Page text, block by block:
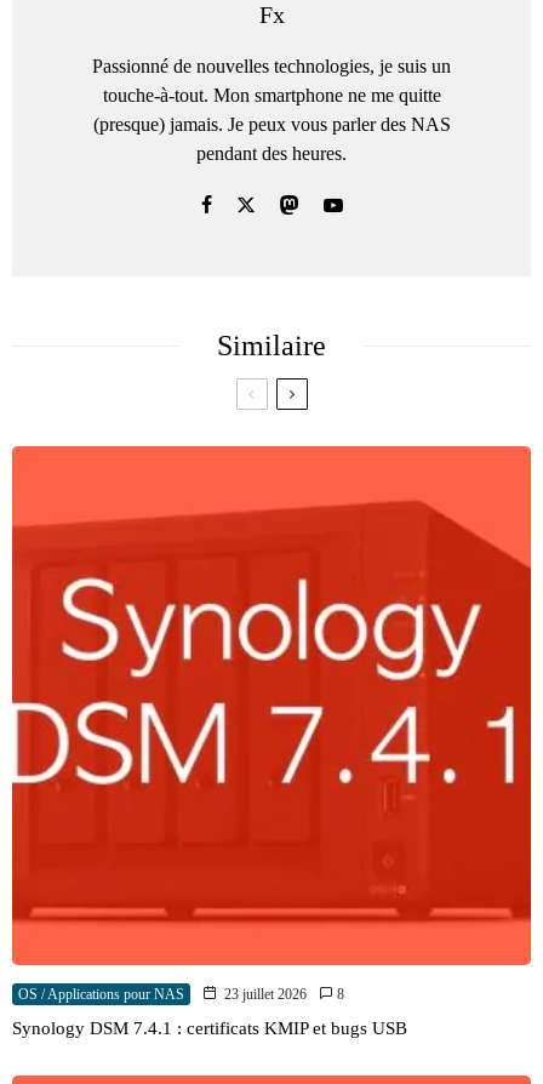
Fx
Passionné de nouvelles technologies, je suis un
touche-à-tout. Mon smartphone ne me quitte
(presque) jamais. Je peux vous parler des NAS
pendant des heures.
Similaire
OS / Applications pour NAS 23 juillet 2026 8
Synology DSM 7.4.1 : certificats KMIP et bugs USB